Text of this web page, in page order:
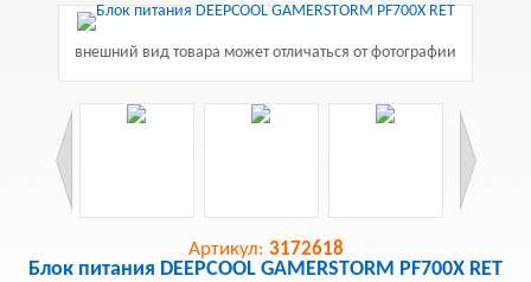
внешний вид товара может отличаться от фотографии
Артикул: 3172618
Блок питания DEEPCOOL GAMERSTORM PF700X RET